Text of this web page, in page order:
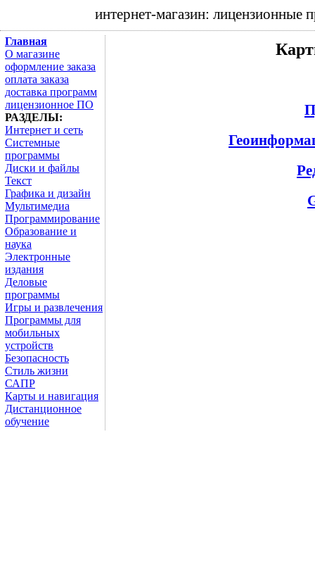
интернет-магазин:
Главная
О магазине
оформление заказа
оплата заказа
доставка программ
лицензионное ПО
РАЗДЕЛЫ:
Интернет и сеть
Системные
программы
Диски и файлы
Текст
Графика и дизайн
Мультимедиа
Программирование
Образование и
наука
Электронные
издания
Деловые
программы
Игры и развлечения
Программы для
мобильных
устройств
Безопасность
Стиль жизни
САПР
Карты и навигация
Дистанционное
обучение